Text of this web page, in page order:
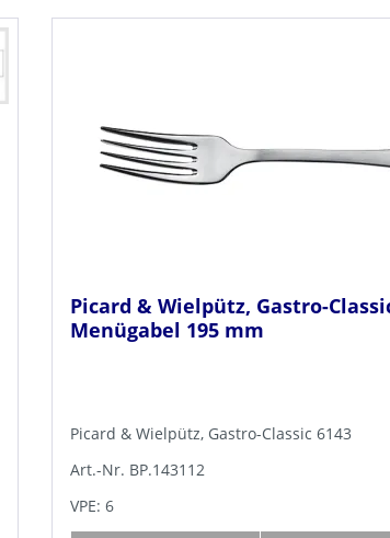
Picard & Wielpütz, Gastro-
Menügabel 195 mm
Picard & Wielpütz, Gastro-Classic 6143
Art.-Nr. BP.143112
VPE: 6